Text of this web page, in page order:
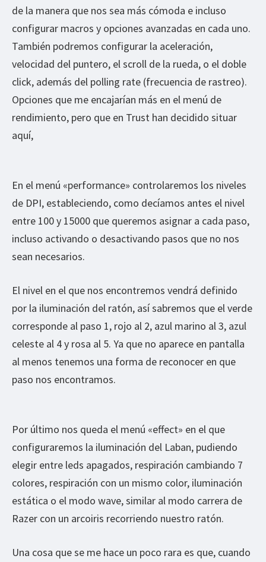
de la manera que nos sea más cómoda e incluso
configurar macros y opciones avanzadas en cada uno.
También podremos configurar la aceleración,
velocidad del puntero, el scroll de la rueda, o el doble
click, además del polling rate (frecuencia de rastreo).
Opciones que me encajarían más en el menú de
rendimiento, pero que en Trust han decidido situar
aquí,
En el menú «performance» controlaremos los niveles
de DPI, estableciendo, como decíamos antes el nivel
entre 100 y 15000 que queremos asignar a cada paso,
incluso activando o desactivando pasos que no nos
sean necesarios.
El nivel en el que nos encontremos vendrá definido
por la iluminación del ratón, así sabremos que el verde
corresponde al paso 1, rojo al 2, azul marino al 3, azul
celeste al 4 y rosa al 5. Ya que no aparece en pantalla
al menos tenemos una forma de reconocer en que
paso nos encontramos.
Por último nos queda el menú «effect» en el que
configuraremos la iluminación del Laban, pudiendo
elegir entre leds apagados, respiración cambiando 7
colores, respiración con un mismo color, iluminación
estática o el modo wave, similar al modo carrera de
Razer con un arcoiris recorriendo nuestro ratón.
Una cosa que se me hace un poco rara es que, cuando